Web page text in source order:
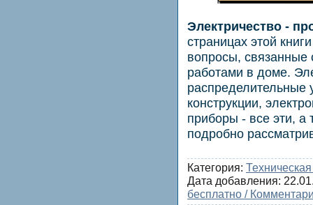
Электричество -
страницах этой
вопросы, связанные
работами в доме.
распределительные
конструкции,
приборы - все эти, а
подробно
Категория:
Дата добавления:
бесплатно /